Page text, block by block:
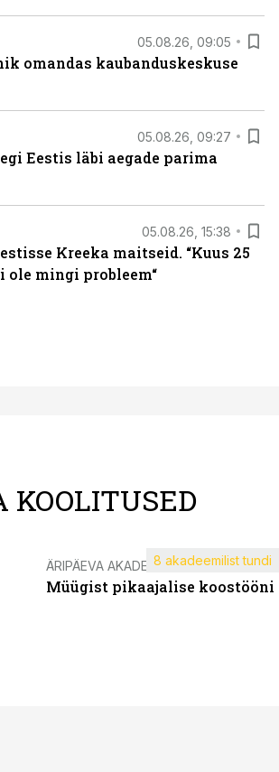
05.08.26, 09:05
omandas kaubanduskeskuse
05.08.26, 09:27
Eestis läbi aegade parima
05.08.26, 15:38
Kreeka maitseid. “Kuus 25
ole mingi probleem“
KOOLITUSED
ÄRIPÄEVA AKADEEMIA
Müügist pikaajalise koostööni
8 akadeemilist tundi